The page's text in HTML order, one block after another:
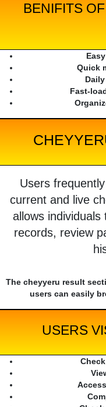
BENIFITS
Quick
Fast-
Users
current and live
allows
records, review
The cheyyeru result
users can easily
USERS